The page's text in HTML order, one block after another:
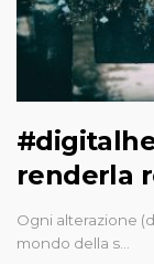
renderla
Ogni alterazione
mondo della s…